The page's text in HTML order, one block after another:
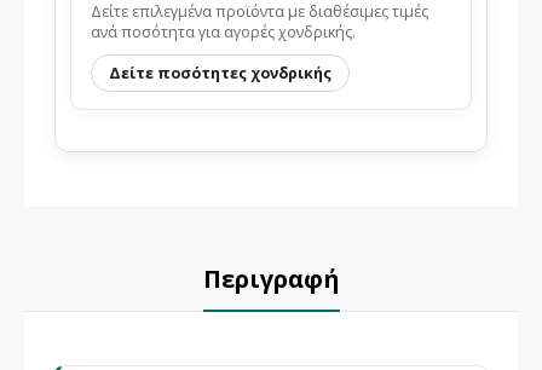
Δείτε επιλεγμένα προϊόντα με διαθέσιμες τιμές
ανά ποσότητα για αγορές χονδρικής.
Δείτε ποσότητες χονδρικής
Περιγραφή